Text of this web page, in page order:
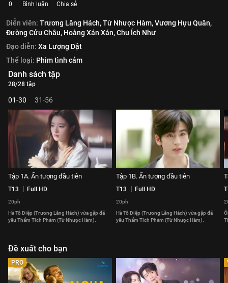
0 Bình luận Chia sẻ
Diễn viên: Trương Lăng Hách,Từ Nhược Hàm,Vương Hựu Quân,
Đường Cửu Châu, Hoàng Xán Xán,Chu Ích Như
Đạo diễn: Xa Lượng Dật
Thể loại: Phim tình cảm
Danh sách tập
28/28 tập
01-30 31-56
Tập 1A. Ấn tượng đầu tiên
T13 Full HD
20ph
Hà Tô Diệp (Trương Lăng Hách) vừa gặp đã
yêu Thẩm Tích Phàm (Từ Nhược Hàm).
Tập 1B. Ấn tượng đầu tiên
T13 Full HD
20ph
Hà Tô Diệp (Trương Lăng Hách) vừa gặp đã
yêu Thẩm Tích Phàm (Từ Nhược Hàm).
Đề xuất cho bạn
PRO